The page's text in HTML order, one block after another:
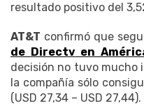
resultado positivo del
AT&T confirmó que
de Directven
decisión no tuvo mucho
la compañía sólo
(USD 27,34 – USD 27,44).